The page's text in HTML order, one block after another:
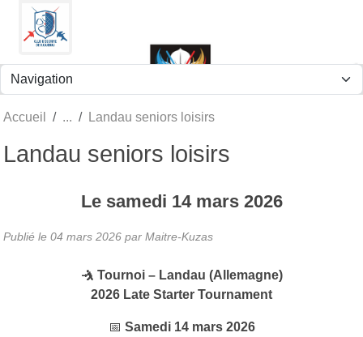
Accueil Landau seniors loisirs
Landau seniors loisirs
Le samedi 14 mars 2026
Publié le 04 mars 2026 par Maitre-Kuzas
🤺 Tournoi – Landau (Allemagne)
2026 Late Starter Tournament
📅 Samedi 14 mars 2026
Panneau de gestion des cookies